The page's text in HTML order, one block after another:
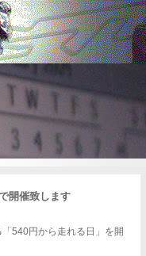
開催致します
540円から走れる日」を開